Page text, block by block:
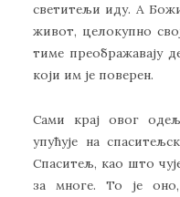
светитељи иду. А
живот, целокупно
тиме преображавају
који им је поверен.
Сами крај овог
упућује на
Спаситељ, као што
за многе. То је